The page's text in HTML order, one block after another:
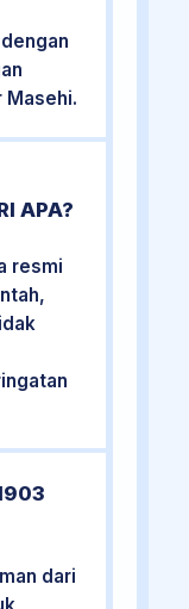
Masehi.
APA?
resmi
dari